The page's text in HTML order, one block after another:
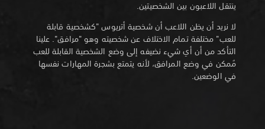
ينتقل اللاعبون بين الشخصيتين.
لا نريد أن يظن اللاعب أن شخصية أتريوس "كشخصية قابلة
للعب" مختلفة تمام الاختلاف عن شخصيته وهو "مرافق". علينا
التأكد من أن أي شيء نضيفه إلى وضع الشخصية القابلة للعب
مُمكن في وضع المرافق، لأنه يتمتع بشجرة المهارات نفسها
في الوضعين.